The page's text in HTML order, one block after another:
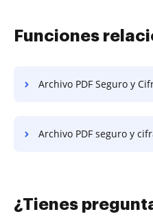
Funciones
Archivo PDF Seguro y Cifrar PDF en
Archivo PDF seguro y cifrar PDF en
¿Tienes